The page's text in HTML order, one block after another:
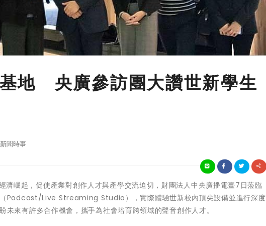
地 央廣參訪團大讚世新學生
新聞時事
崛起，促使產業對創作人才與產學交流迫切，財團法人中央廣播電臺7日蒞臨
（Podcast/Live Streaming Studio），實際體驗世新校內頂尖設備並進行深度
來有許多合作機會，攜手為社會培育跨領域的聲音創作人才。